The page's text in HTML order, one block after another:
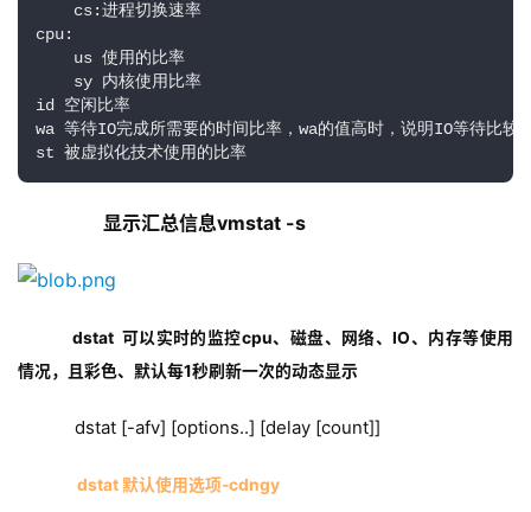
cs:进程切换速率
cpu:
us 使用的比率
sy 内核使用比率
id 空闲比率
wa 等待IO完成所需要的时间比率，wa的值高时，说明IO等待比
st 被虚拟化技术使用的比率
显示汇总信息vmstat -s
dstat 可以实时的监控cpu、磁盘、网络、IO、内存等使用
情况，且彩色、默认每1秒刷新一次的动态显示
dstat [-afv] [options..] [delay [count]]
dstat 默认使用选项-cdngy